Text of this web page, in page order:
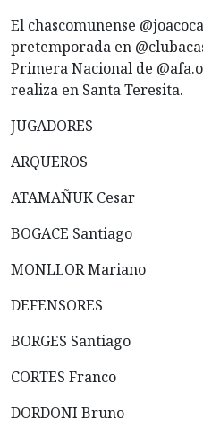
El chascomunense
pretemporada en
Primera Nacional de
realiza en Santa Teresita.
JUGADORES
ARQUEROS
ATAMAÑUK Cesar
BOGACE Santiago
MONLLOR Mariano
DEFENSORES
BORGES Santiago
CORTES Franco
DORDONI Bruno